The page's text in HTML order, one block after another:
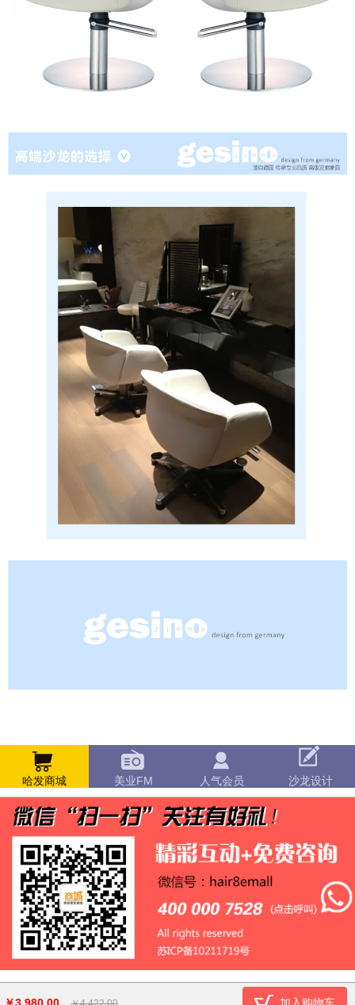
哈发商城 美业FM 人气会员 沙龙设计